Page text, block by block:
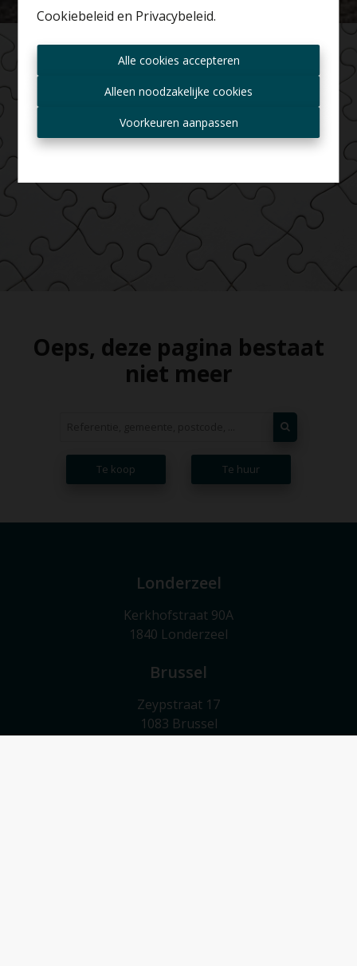
Cookiebeleid en Privacybeleid.
Alle cookies accepteren
Alleen noodzakelijke cookies
Voorkeuren aanpassen
Oeps, deze pagina bestaat
niet meer
Te koop Te huur
Londerzeel
Kerkhofstraat 90A
1840 Londerzeel
Brussel
Zeypstraat 17
1083 Brussel
Altijd als eerste op de
hoogte zijn van nieuwe
aanbiedingen?
Ontvang aanbod per mail